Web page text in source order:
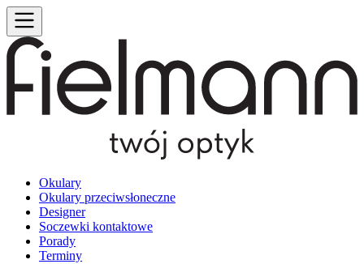
Okulary
Okulary przeciwsłoneczne
Designer
Soczewki kontaktowe
Porady
Terminy